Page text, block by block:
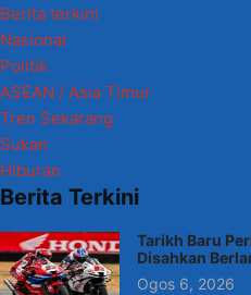
Berita terkini
Nasional
Politik
ASEAN / Asia Timur
Tren Sekarang
Sukan
Hiburan
Berita Terkini
Tarikh Baru
Disahkan
Ogos 6, 2026